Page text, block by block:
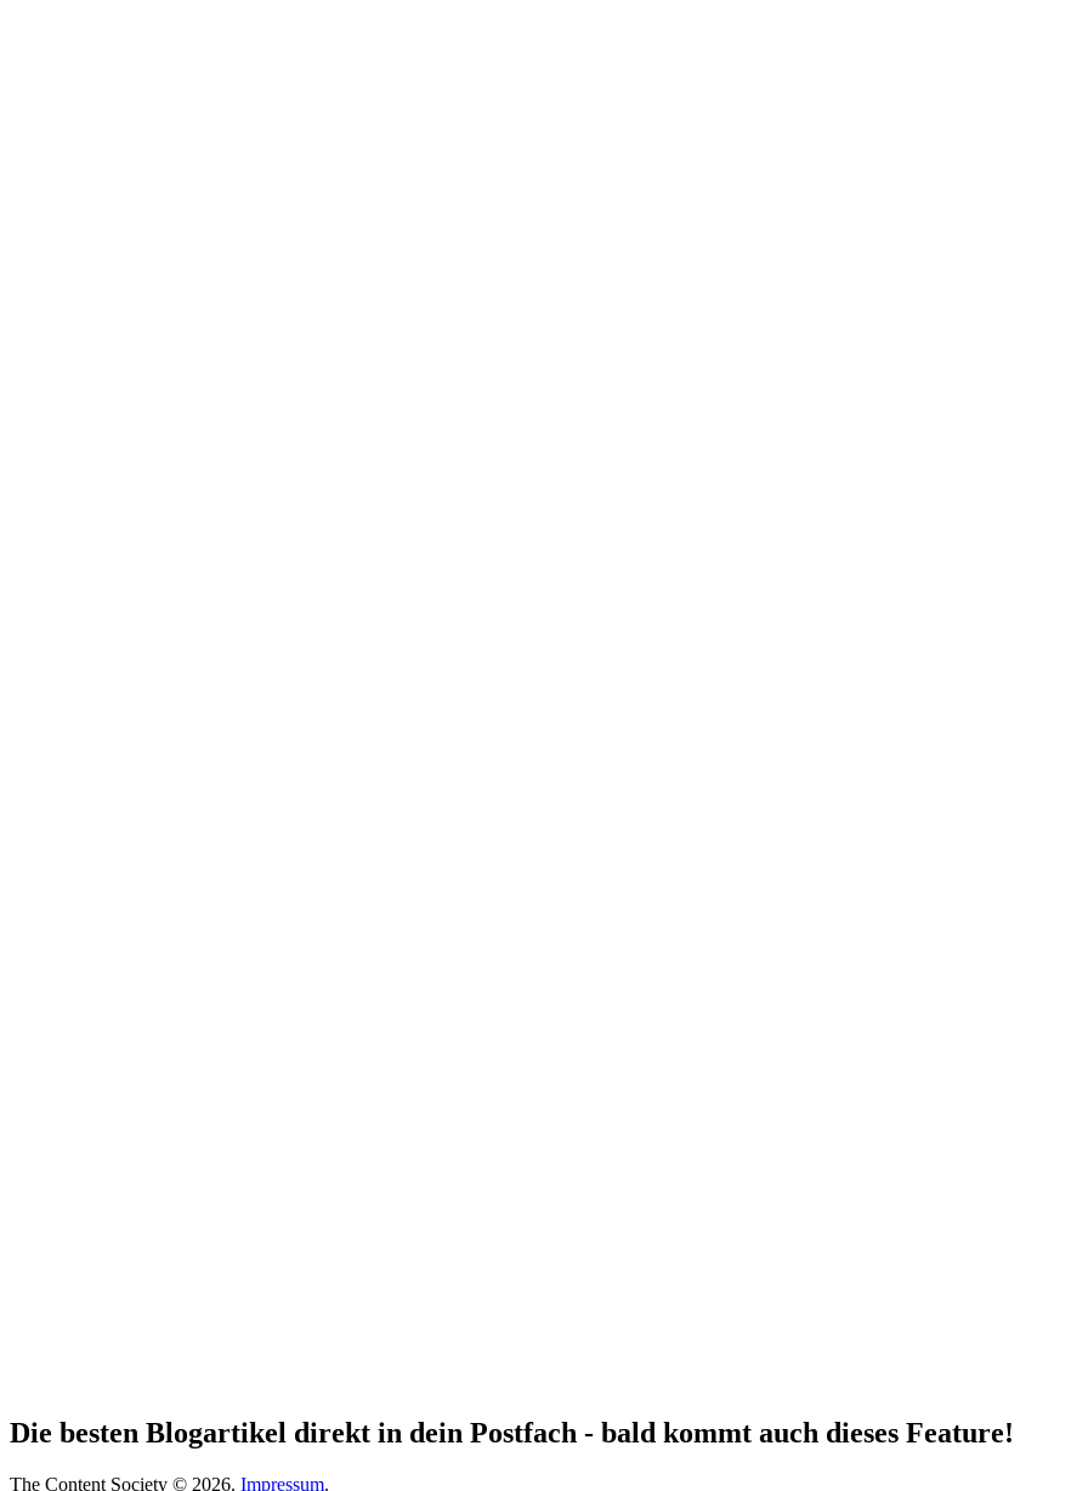
Die besten Blogartikel direkt in dein Postfach - bald kommt auch dieses Feature!
The Content Society © 2026. Impressum.